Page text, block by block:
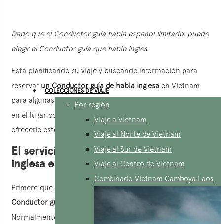
COLECCIONES DE VIAJE
Por región
Viaje a Vietnam
Viaje al Norte de Vietnam
Viaje al Sur de Vietnam
Viaje al Centro de Vietnam
Combinado Vietnam Camboya Laos
Dado que el Conductor guía habla español limitado, puede
elegir el Conductor guía que hable inglés.
Está planificando su viaje y buscando información para
reservar un Conductor guía de habla inglesa en Vietnam
para algunas etapas de su visita? No busques más, ¡Estás
en el lugar correcto! AucoeurVietnam está aquí para
ofrecerle este servicio.
El servicio de Conductor guía de habla
inglesa en AucoeurVietnam
Primero que nada, es importante notar que el servicio de
Conductor guía de habla inglesa
en Vietnam es muy raro.
Normalmente, se trata de dos personas diferentes: un